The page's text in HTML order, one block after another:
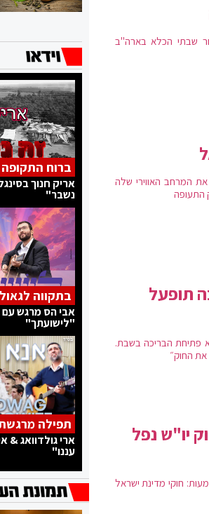
שבתי הכלא בארה"ב
המרחב האווירי שלה
התעופה
תופעל
פתיחת הבריכה בשבת.
את החוק״
יו"ש נפל
חוקי מדינת ישראל
ברוח התקופה
אריק חנוך
נשבר"
בתקווה
אבי הס מרגש עם
"לישועתך"
תפילה
ארי גולדוואג &
עננו"